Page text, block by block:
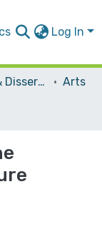
Log In
Student Theses & Dissertations
Arts